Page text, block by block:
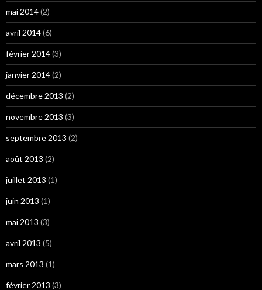
mai 2014(2)
avril 2014(6)
février 2014(3)
janvier 2014(2)
décembre 2013 (2)
novembre 2013 (3)
septembre 2013 (2)
août 2013 (2)
juillet 2013 (1)
juin 2013 (1)
mai 2013 (3)
avril 2013 (5)
mars 2013 (1)
février 2013 (3)